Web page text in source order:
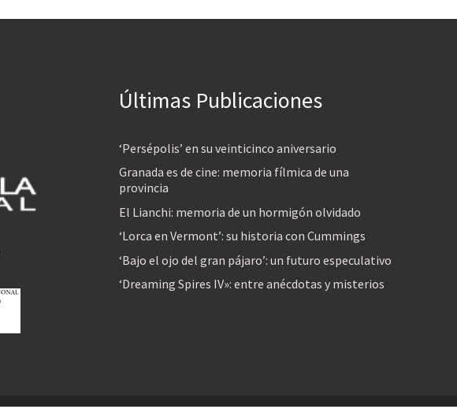
Últimas Publicaciones
‘Persépolis’ en su veinticinco aniversario
Granada es de cine: memoria fílmica de una
provincia
El Lianchi: memoria de un hormigón olvidado
‘Lorca en Vermont’: su historia con Cummings
‘Bajo el ojo del gran pájaro’: un futuro especulativo
‘Dreaming Spires IV»: entre anécdotas y misterios